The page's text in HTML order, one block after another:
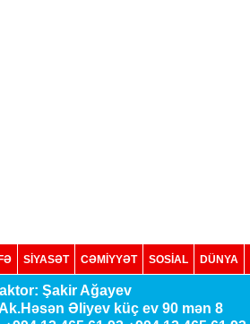
SİYASƏT CƏMİYYƏT SOSIAL DÜNYA
Şakir Ağayev
Əliyev küç ev 90 mən 8